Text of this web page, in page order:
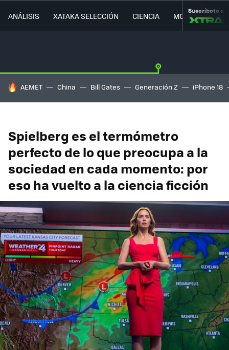
ANÁLISIS XATAKA SELECCIÓN CIENCIA MOVILIDAD
Suscríbete a
HOY SE HABLA DE
AEMET China Bill Gates Generación Z iPhone 18
Spielberg es el termómetro
perfecto de lo que preocupa a la
sociedad en cada momento: por
eso ha vuelto a la ciencia ficción